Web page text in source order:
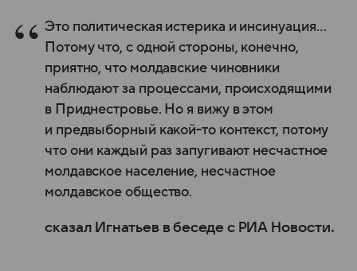
Это политическая истерика и инсинуация…
Потому что, с одной стороны, конечно,
приятно, что молдавские чиновники
наблюдают за процессами, происходящими
в Приднестровье. Но я вижу в этом
и предвыборный какой-то контекст, потому
что они каждый раз запугивают несчастное
молдавское население, несчастное
молдавское общество.
сказал Игнатьев в беседе с РИА Новости.